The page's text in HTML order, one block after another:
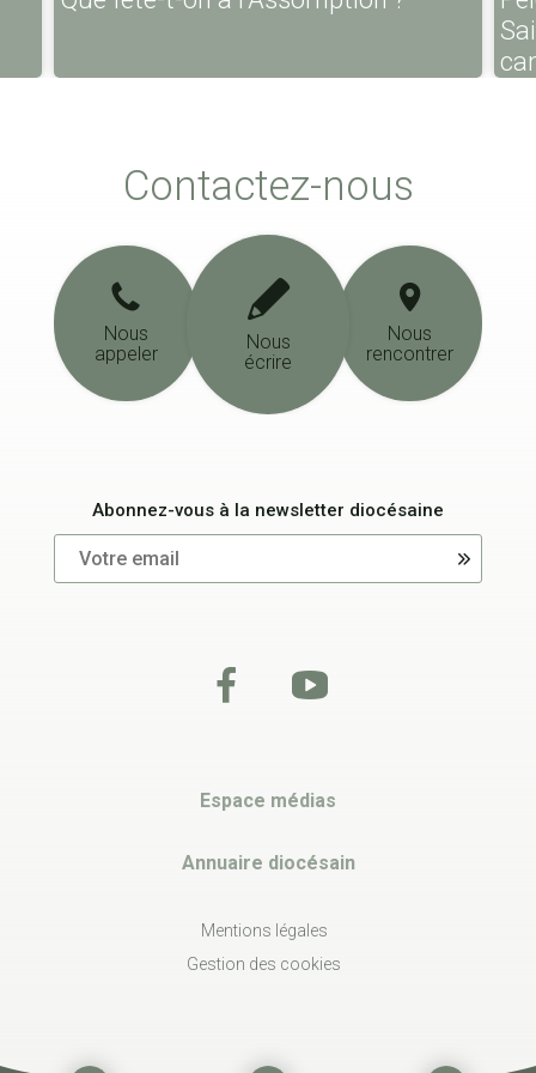
Contactez-nous
Nous
appeler
Nous
écrire
Nous
rencontrer
Abonnez-vous à la newsletter diocésaine
Espace médias
Annuaire diocésain
Mentions légales
Gestion des cookies